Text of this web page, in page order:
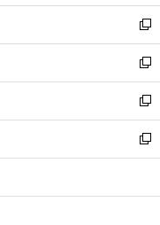
開
く
ウ
で
開
く
ン
ド
ウ
で
開
く
ウ
ィ
ン
ド
ウ
で
開
く
し
い
ウ
ィ
ン
ド
ウ
で
開
新
し
い
ウ
ィ
ン
ド
ウ
開
新
し
い
ウ
ィ
ン
ウ
新
し
い
ウ
ン
新
し
ウ